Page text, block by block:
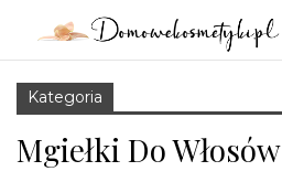
Kategoria
Mgiełki Do Włosów